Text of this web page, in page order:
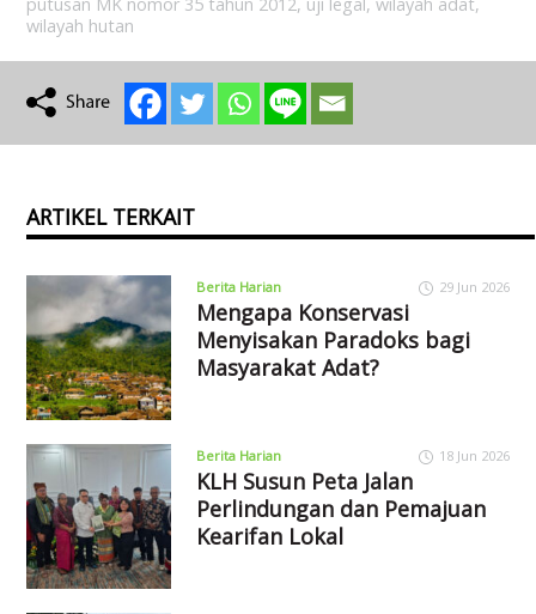
putusan MK nomor 35 tahun 2012, uji legal,wilayah adat,
wilayah hutan
ARTIKEL TERKAIT
Berita Harian 29 Jun 2026
Mengapa Konservasi
Menyisakan Paradoks bagi
Masyarakat Adat?
Berita Harian 18 Jun 2026
KLH Susun Peta Jalan
Perlindungan dan Pemajuan
Kearifan Lokal